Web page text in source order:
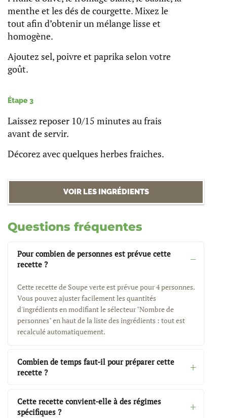
menthe et les dés de courgette. Mixez le
tout afin d’obtenir un mélange lisse et
homogène.
Ajoutez sel, poivre et paprika selon votre
goût.
Étape 3
Laissez reposer 10/15 minutes au frais
avant de servir.
Décorez avec quelques herbes fraiches.
VOIR LES INGRÉDIENTS
Questions fréquentes
Pour combien de personnes est prévue cette
recette ?
Cette recette de Soupe verte est prévue pour 4 personnes.
Vous pouvez ajuster facilement les quantités
d'ingrédients en modifiant le sélecteur "Nombre de
personnes" en haut de la liste des ingrédients : tout est
recalculé automatiquement.
Combien de temps faut-il pour préparer cette
recette ?
Cette recette convient-elle à des régimes
spécifiques ?